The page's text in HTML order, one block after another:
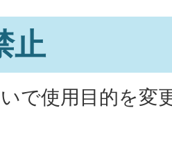
止
で使用目的を変